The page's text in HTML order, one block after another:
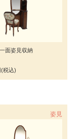
面姿見収納
(税込)
姿見